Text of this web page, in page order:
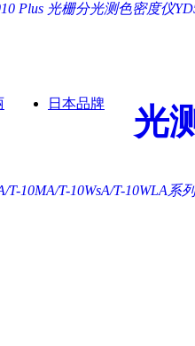
Plus 光栅分光测色密度仪
日本品牌 光
T-10MA/T-10WsA/T-10WLA系